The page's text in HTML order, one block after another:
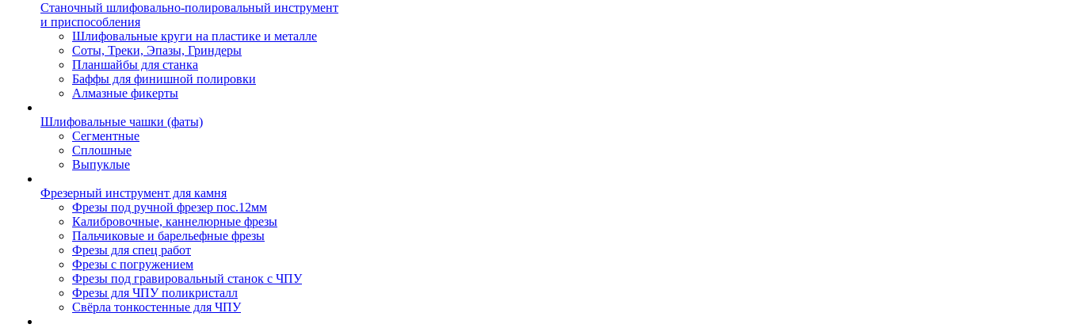
Станочный шлифовально-полировальный инструмент
и приспособления
Шлифовальные круги на пластике и металле
Соты, Треки, Эпазы, Гриндеры
Планшайбы для станка
Баффы для финишной полировки
Алмазные фикерты
Шлифовальные чашки (фаты)
Сегментные
Сплошные
Выпуклые
Фрезерный инструмент для камня
Фрезы под ручной фрезер пос.12мм
Калибровочные, каннелюрные фрезы
Пальчиковые и барельефные фрезы
Фрезы для спец работ
Фрезы с погружением
Фрезы под гравировальный станок с ЧПУ
Фрезы для ЧПУ поликристалл
Свёрла тонкостенные для ЧПУ